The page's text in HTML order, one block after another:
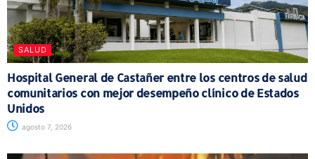
SALUD
Hospital General de Castañer entre los centros de salud
comunitarios con mejor desempeño clínico de Estados
Unidos
agosto 7, 2026